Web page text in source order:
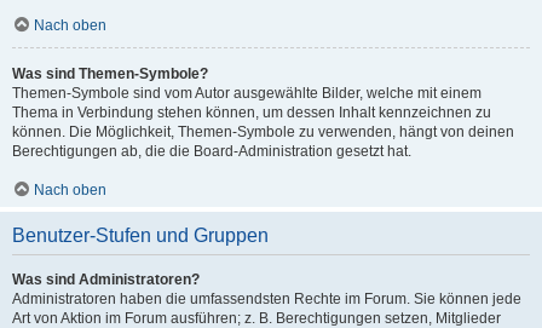
Nach oben
Was sind Themen-Symbole?
Themen-Symbole sind vom Autor ausgewählte Bilder, welche mit einem
Thema in Verbindung stehen können, um dessen Inhalt kennzeichnen zu
können. Die Möglichkeit, Themen-Symbole zu verwenden, hängt von deinen
Berechtigungen ab, die die Board-Administration gesetzt hat.
Nach oben
Benutzer-Stufen und Gruppen
Was sind Administratoren?
Administratoren haben die umfassendsten Rechte im Forum. Sie können jede
Art von Aktion im Forum ausführen; z. B. Berechtigungen setzen, Mitglieder